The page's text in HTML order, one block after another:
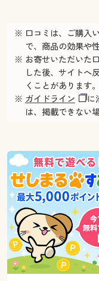
※ 口コミは、ご購入
で、商品の効果や
※ お寄せいただいた口
した後、サイトへ
くことがあります。
※ ガイドライン
に
は、掲載できない